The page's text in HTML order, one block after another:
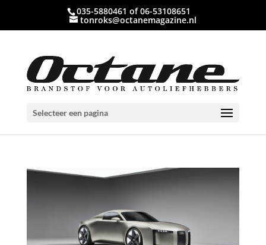
035-5880461 of 06-53108651
tonroks@octanemagazine.nl
Selecteer een pagina